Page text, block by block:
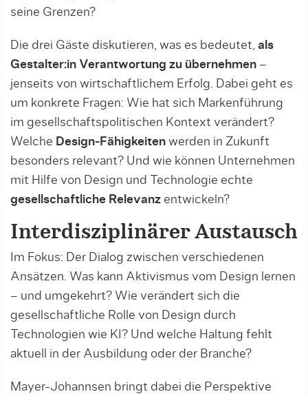
seine Grenzen?
Die drei Gäste diskutieren, was es bedeutet, als
Gestalter:in Verantwortung zu übernehmen –
jenseits von wirtschaftlichem Erfolg. Dabei geht es
um konkrete Fragen: Wie hat sich Markenführung
im gesellschaftspolitischen Kontext verändert?
Welche Design-Fähigkeiten werden in Zukunft
besonders relevant? Und wie können Unternehmen
mit Hilfe von Design und Technologie echte
gesellschaftliche Relevanz entwickeln?
Interdisziplinärer Austausch
Im Fokus: Der Dialog zwischen verschiedenen
Ansätzen. Was kann Aktivismus vom Design lernen
– und umgekehrt? Wie verändert sich die
gesellschaftliche Rolle von Design durch
Technologien wie KI? Und welche Haltung fehlt
aktuell in der Ausbildung oder der Branche?
Mayer-Johannsen bringt dabei die Perspektive